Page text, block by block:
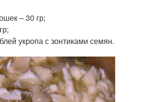
– 30 гр;
укропа с зонтиками семян.